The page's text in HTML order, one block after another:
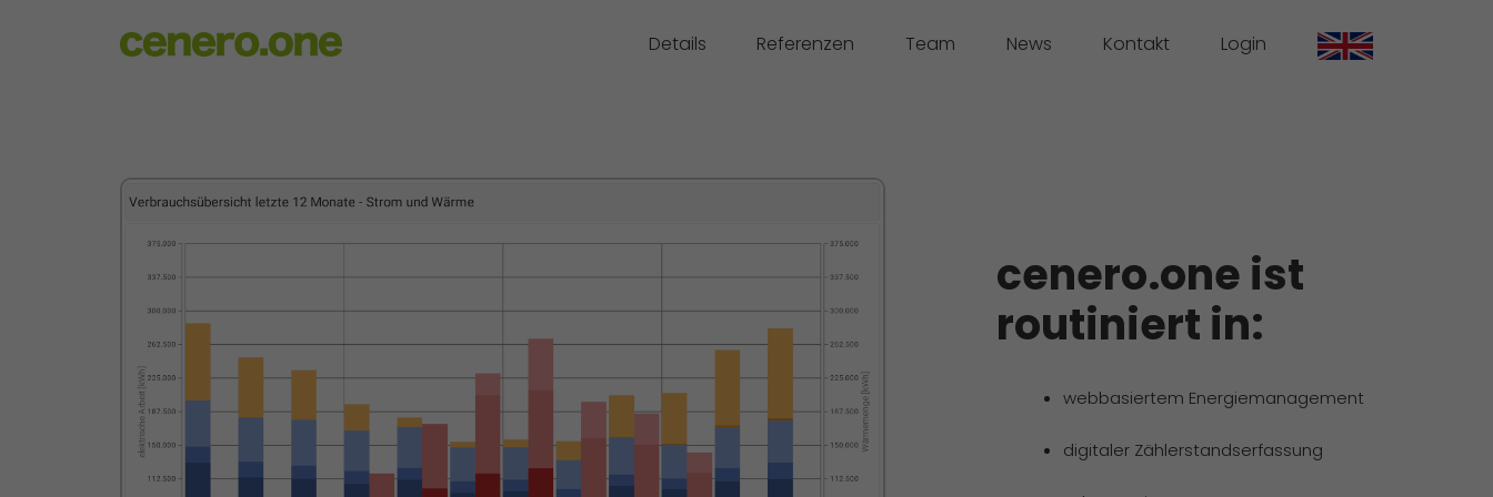
Details Referenzen Team News Kontakt Login
cenero.one ist
routiniert in:
webbasiertem Energiemanagement
digitaler Zählerstandserfassung